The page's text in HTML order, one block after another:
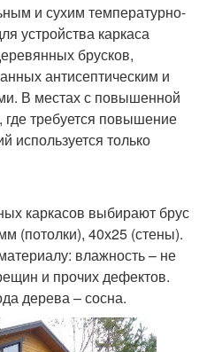
и сухим температурно-
устройства каркаса
брусков,
антисептическим и
В местах с повышенной
требуется повышение
используется только
каркасов выбирают брус
(потолки), 40х25 (стены).
влажность – не
и прочих дефектов.
дерева – сосна.